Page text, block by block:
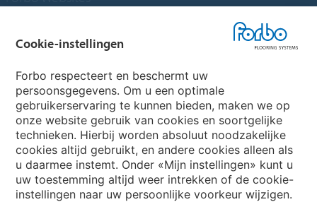
Forbo Flooring Systems
Forbo Movement Systems
Kies een land
Cookie-instellingen
Forbo respecteert en beschermt uw
persoonsgegevens. Om u een optimale
gebruikerservaring te kunnen bieden, maken we op
onze website gebruik van cookies en soortgelijke
technieken. Hierbij worden absoluut noodzakelijke
cookies altijd gebruikt, en andere cookies alleen als
u daarmee instemt. Onder «Mijn instellingen» kunt u
uw toestemming altijd weer intrekken of de cookie-
instellingen naar uw persoonlijke voorkeur wijzigen.